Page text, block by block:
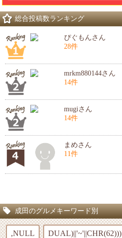
総合投稿数ランキング
ぴぐもんさん
28件
mrkm880144さん
14件
mugiさん
14件
まめさん
11件
成田のグルメキーワード別
,NULL DUAL)||'~'||CHR(62)))